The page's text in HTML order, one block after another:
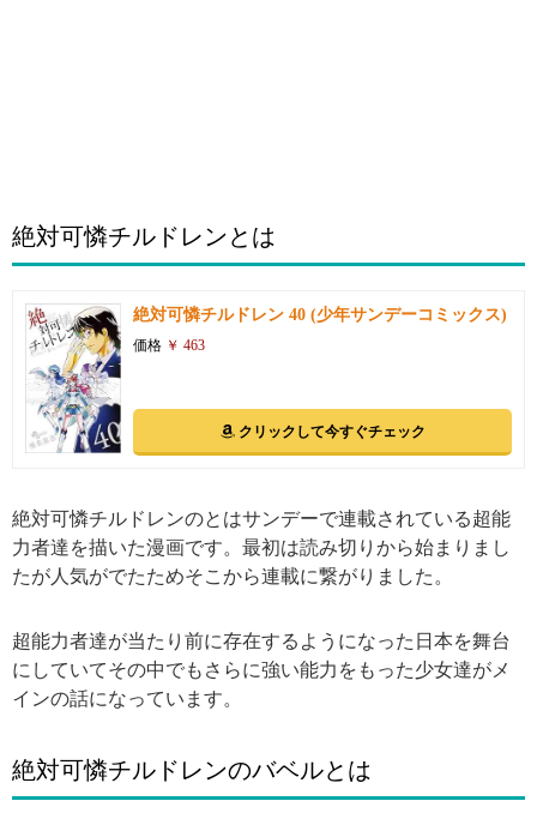
絶対可憐チルドレンとは
絶対可憐チルドレン 40 (少年サンデーコミックス)
価格 ￥ 463
クリックして今すぐチェック
絶対可憐チルドレンのとはサンデーで連載されている超能
力者達を描いた漫画です。最初は読み切りから始まりまし
たが人気がでたためそこから連載に繋がりました。
超能力者達が当たり前に存在するようになった日本を舞台
にしていてその中でもさらに強い能力をもった少女達がメ
インの話になっています。
絶対可憐チルドレンのバベルとは